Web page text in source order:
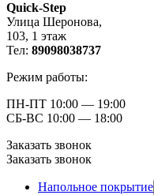
Quick-Step
​Улица Шеронова,
103, ​1 этаж
Тел: 89098038737
Режим работы:
ПН-ПТ 10:00 — 19:00
СБ-ВС 10:00 — 18:00
Заказать звонок
Заказать звонок
Напольное покрытие